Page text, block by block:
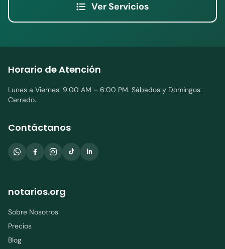
Ver Servicios
Horario de Atención
Lunes a Viernes: 9:00 AM – 6:00 PM. Sábados y Domingos:
Cerrado.
Contáctanos
notarios.org
Sobre Nosotros
Precios
Blog